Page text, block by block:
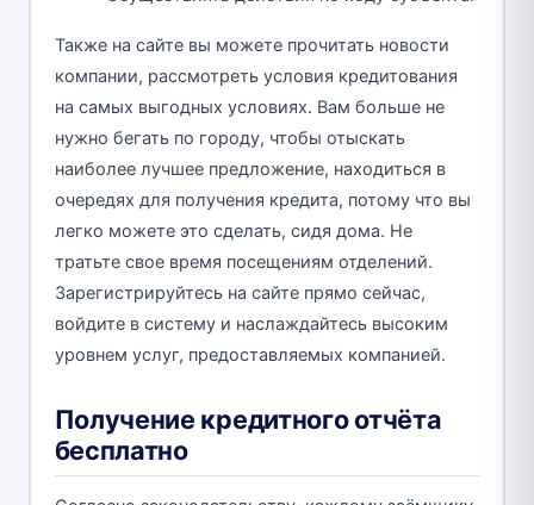
Также на сайте вы можете прочитать новости
компании, рассмотреть условия кредитования
на самых выгодных условиях. Вам больше не
нужно бегать по городу, чтобы отыскать
наиболее лучшее предложение, находиться в
очередях для получения кредита, потому что вы
легко можете это сделать, сидя дома. Не
тратьте свое время посещениям отделений.
Зарегистрируйтесь на сайте прямо сейчас,
войдите в систему и наслаждайтесь высоким
уровнем услуг, предоставляемых компанией.
Получение кредитного отчёта
бесплатно